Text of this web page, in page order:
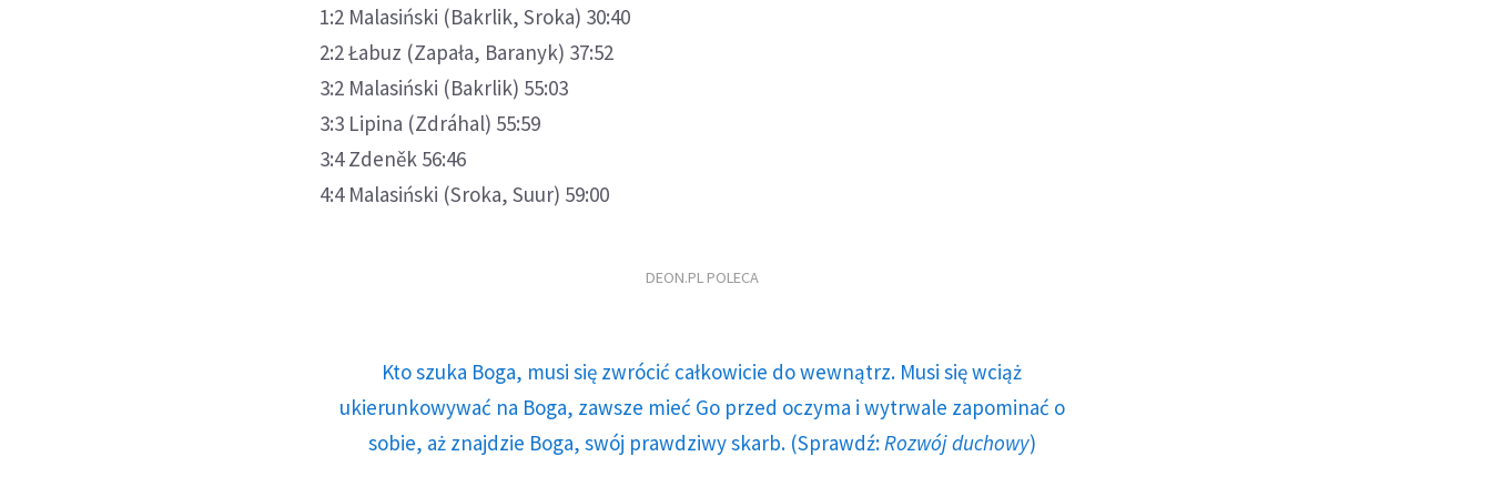
1:2 Malasiński (Bakrlik, Sroka) 30:40
2:2 Łabuz (Zapała, Baranyk) 37:52
3:2 Malasiński (Bakrlik) 55:03
3:3 Lipina (Zdráhal) 55:59
3:4 Zdeněk 56:46
4:4 Malasiński (Sroka, Suur) 59:00
DEON.PL POLECA
Kto szuka Boga, musi się zwrócić całkowicie do wewnątrz. Musi się wciąż
ukierunkowywać na Boga, zawsze mieć Go przed oczyma i wytrwale zapominać o
sobie, aż znajdzie Boga, swój prawdziwy skarb. (Sprawdź:Rozwój duchowy)